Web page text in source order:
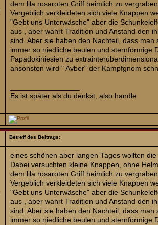
dem lila rosaroten Griff heimlich zu
Vergeblich verkleideten sich viele Knappen
"Gebt uns Unterwäsche" aber die
aus , aber wahrt Tradition und Anstand den
sind. Aber sie haben den Nachteil, dass
immer so niedliche beulen und sternförmige
Papadokiniesien zu
ansonsten wird " Avber" der Kampfgnom
Es ist später als du denkst, also handle
Betreff des Beitrags:
eines schönen aber langen Tages wollten
Dabei versuchten kleine Knappen, ohne
dem lila rosaroten Griff heimlich zu
Vergeblich verkleideten sich viele Knappen
"Gebt uns Unterwäsche" aber die
aus , aber wahrt Tradition und Anstand den
sind. Aber sie haben den Nachteil, dass
immer so niedliche beulen und sternförmige